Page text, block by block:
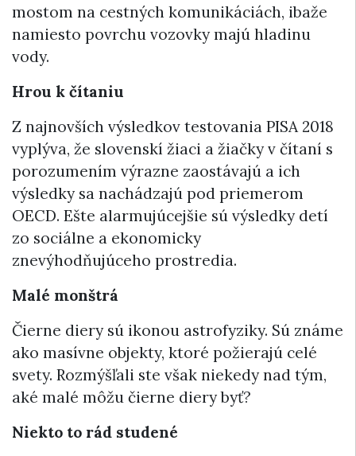
mostom na cestných komunikáciách, ibaže
namiesto povrchu vozovky majú hladinu
vody.
Hrou k čítaniu
Z najnovších výsledkov testovania PISA 2018
vyplýva, že slovenskí žiaci a žiačky v čítaní s
porozumením výrazne zaostávajú a ich
výsledky sa nachádzajú pod priemerom
OECD. Ešte alarmujúcejšie sú výsledky detí
zo sociálne a ekonomicky
znevýhodňujúceho prostredia.
Malé monštrá
Čierne diery sú ikonou astrofyziky. Sú známe
ako masívne objekty, ktoré požierajú celé
svety. Rozmýšľali ste však niekedy nad tým,
aké malé môžu čierne diery byť?
Niekto to rád studené